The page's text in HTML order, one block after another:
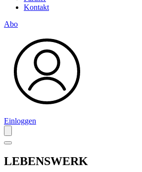
Kontakt
Abo
Einloggen
LEBENSWERK